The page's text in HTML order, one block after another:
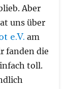
Aber
uns über
e.V. am
fanden die
toll.